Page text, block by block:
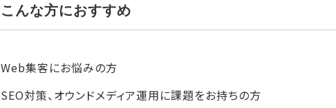
こんな方におすすめ
Web集客にお悩みの方
SEO対策、オウンドメディア運用に課題をお持ちの方